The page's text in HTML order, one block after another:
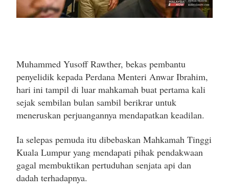
Muhammed Yusoff Rawther, bekas pembantu
penyelidik kepada Perdana Menteri Anwar Ibrahim,
hari ini tampil di luar mahkamah buat pertama kali
sejak sembilan bulan sambil berikrar untuk
meneruskan perjuangannya mendapatkan keadilan.
Ia selepas pemuda itu dibebaskan Mahkamah Tinggi
Kuala Lumpur yang mendapati pihak pendakwaan
gagal membuktikan pertuduhan senjata api dan
dadah terhadapnya.